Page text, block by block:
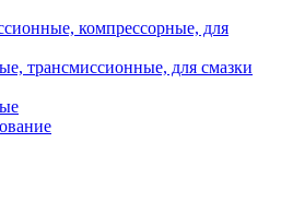
компрессорные, для
трансмиссионные, для смазки